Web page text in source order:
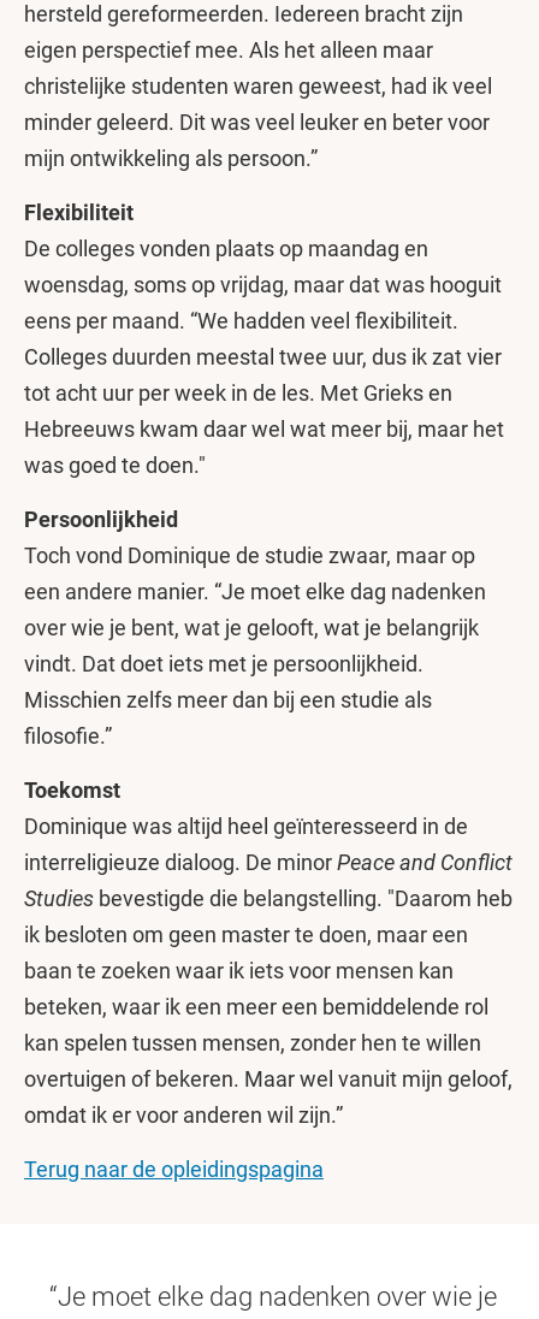
hersteld gereformeerden. Iedereen bracht zijn
eigen perspectief mee. Als het alleen maar
christelijke studenten waren geweest, had ik veel
minder geleerd. Dit was veel leuker en beter voor
mijn ontwikkeling als persoon.”
Flexibiliteit
De colleges vonden plaats op maandag en
woensdag, soms op vrijdag, maar dat was hooguit
eens per maand. “We hadden veel flexibiliteit.
Colleges duurden meestal twee uur, dus ik zat vier
tot acht uur per week in de les. Met Grieks en
Hebreeuws kwam daar wel wat meer bij, maar het
was goed te doen."
Persoonlijkheid
Toch vond Dominique de studie zwaar, maar op
een andere manier. “Je moet elke dag nadenken
over wie je bent, wat je gelooft, wat je belangrijk
vindt. Dat doet iets met je persoonlijkheid.
Misschien zelfs meer dan bij een studie als
filosofie.”
Toekomst
Dominique was altijd heel geïnteresseerd in de
interreligieuze dialoog. De minorPeace and Conflict
Studies bevestigde die belangstelling. "Daarom heb
ik besloten om geen master te doen, maar een
baan te zoeken waar ik iets voor mensen kan
beteken, waar ik een meer een bemiddelende rol
kan spelen tussen mensen, zonder hen te willen
overtuigen of bekeren. Maar wel vanuit mijn geloof,
omdat ik er voor anderen wil zijn.”
Terug naar de opleidingspagina
“Je moet elke dag nadenken over wie je